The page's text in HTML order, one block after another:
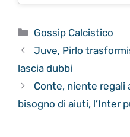
Categorie
Gossip Calcistico
Juve, Pirlo
lascia dubbi
Conte, niente regali
bisogno di aiuti, l’Inter